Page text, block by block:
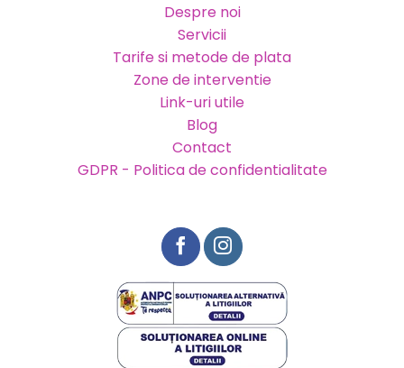
Despre noi
Servicii
Tarife si metode de plata
Zone de interventie
Link-uri utile
Blog
Contact
GDPR - Politica de confidentialitate